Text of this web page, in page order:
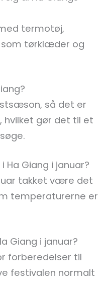
termotøj,
tørklæder og
så det er
hvilket gør det til et
Ha Giang i januar?
takket være det
temperaturerne er
Giang i januar?
forberedelser til
festivalen normalt